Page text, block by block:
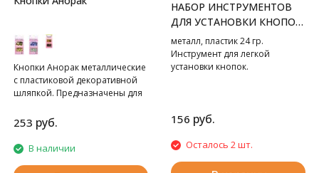
Кнопки Анорак металлические
с пластиковой декоративной
шляпкой. Предназначены для
обеспечения толщины между
слоями ткани не менее 1-2 мм
используйте подкладочную
ткань. Всегда работайте на
плоской устойчивой
253 руб.
В наличии
НАБОР ИНСТРУМЕНТОВ
ДЛЯ УСТАНОВКИ КНОПОК
ТИП "C"
металл, пластик 24 гр.
Инструмент для легкой
установки кнопок.
156 руб.
Осталось 2 шт.